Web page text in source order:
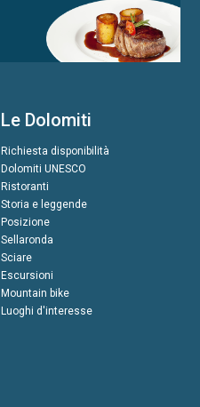
Le Dolomiti
Richiesta disponibilità
Dolomiti UNESCO
Ristoranti
Storia e leggende
Posizione
Sellaronda
Sciare
Escursioni
Mountain bike
Luoghi d'interesse